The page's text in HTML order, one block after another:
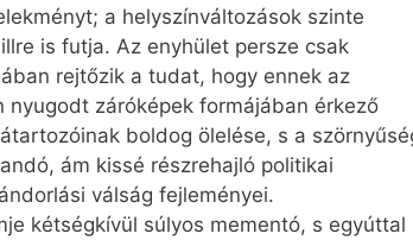
a helyszínváltozások szinte
is futja. Az enyhület persze csak
rejtőzik a tudat, hogy ennek az
nyugodt záróképek formájában érkező
boldog ölelése, s a
ám kissé részrehajló politikai
válság fejleményei.
kétségkívül súlyos mementó, s egyúttal